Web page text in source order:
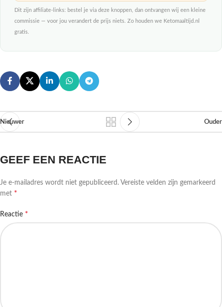
Dit zijn affiliate-links: bestel je via deze knoppen, dan ontvangen wij een kleine
commissie — voor jou verandert de prijs niets. Zo houden we Ketomaaltijd.nl
gratis.
Nieuwer Ouder
GEEF EEN REACTIE
Je e-mailadres wordt niet gepubliceerd. Vereiste velden zijn gemarkeerd
met *
Reactie *